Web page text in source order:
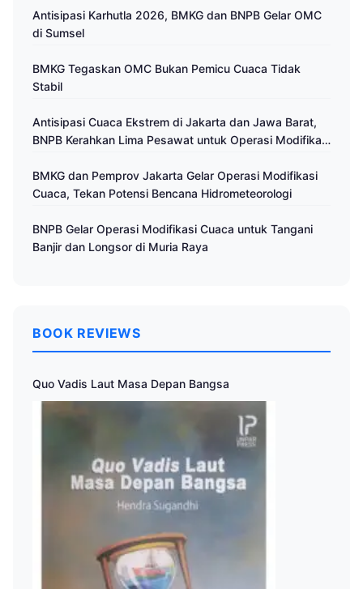
Antisipasi Karhutla 2026, BMKG dan BNPB Gelar OMC
di Sumsel
BMKG Tegaskan OMC Bukan Pemicu Cuaca Tidak
Stabil
Antisipasi Cuaca Ekstrem di Jakarta dan Jawa Barat,
BNPB Kerahkan Lima Pesawat untuk Operasi Modifikasi
BMKG dan Pemprov Jakarta Gelar Operasi Modifikasi
Cuaca, Tekan Potensi Bencana Hidrometeorologi
BNPB Gelar Operasi Modifikasi Cuaca untuk Tangani
Banjir dan Longsor di Muria Raya
BOOK REVIEWS
Quo Vadis Laut Masa Depan Bangsa